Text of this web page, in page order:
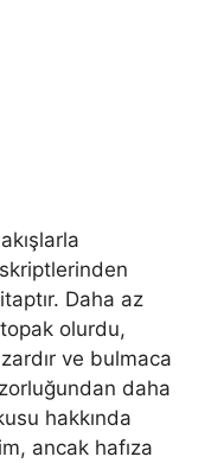
Daha az
olurdu,
ve bulmaca
daha
hakkında
ancak hafıza